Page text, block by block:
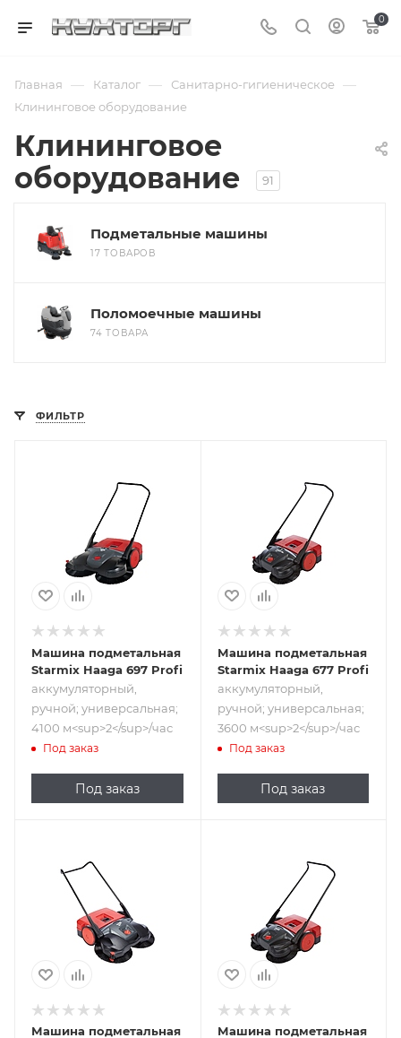
0
Главная — Каталог — Санитарно-гигиеническое —
Клининговое оборудование
Клининговое
оборудование
91
Подметальные машины
17 ТОВАРОВ
Поломоечные машины
74 ТОВАРА
ФИЛЬТР
аккумуляторный,
универсальная;
м<sup>2</sup>/час
Машина подметальная
Starmix Haaga 697 Profi
аккумуляторный,
ручной; универсальная;
4100 м<sup>2</sup>/час
Под заказ
Под заказ
аккумуляторный,
универсальная;
м<sup>2</sup>/час
Машина подметальная
Starmix Haaga 677 Profi
аккумуляторный,
ручной; универсальная;
3600 м<sup>2</sup>/час
Под заказ
Под заказ
универсальная;
м<sup>2</sup>/час
Машина подметальная
универсальная;
м<sup>2</sup>/час
Машина подметальная